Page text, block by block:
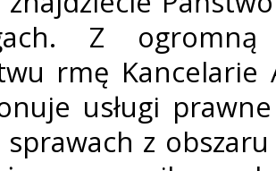
Z ogromną
firmę
usługi
sprawach z